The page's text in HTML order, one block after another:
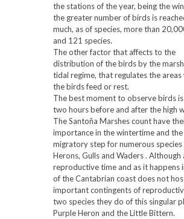
the stations of the year, being the
the greater number of birds is
much, as of species, more than
and 121 species.
The other factor that affects to the
distribution of the birds by the
tidal regime, that regulates the areas
the birds feed or rest.
The best moment to observe birds
two hours before and after the high
The Santoña Marshes count have
importance in the wintertime and the
migratory step for numerous species
Herons, Gulls and Waders . Although
reproductive time and as it happens
of the Cantabrian coast does not
important contingents of
two species they do of this singular
Purple Heron and the Little Bittern.